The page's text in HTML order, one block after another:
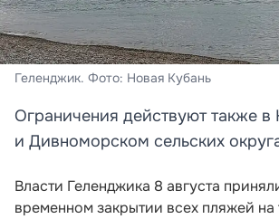
Геленджик. Фото: Новая Кубань
Ограничения действуют также в
и Дивноморском сельских
Власти Геленджика 8 августа
временном закрытии всех пляжей на